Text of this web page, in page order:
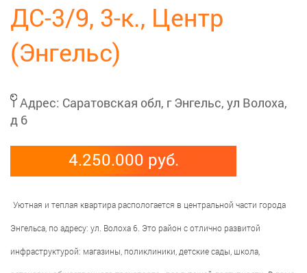
ДС-3/9, 3-к., Центр
(Энгельс)
Адрес: Саратовская обл, г Энгельс, ул Волоха,
д 6
4.250.000 руб.
Уютная и теплая квартира распологается в центральной части города
Энгельса, по адресу: ул. Волоха 6. Это район с отлично развитой
инфраструктурой: магазины, поликлиники, детские сады, школа,